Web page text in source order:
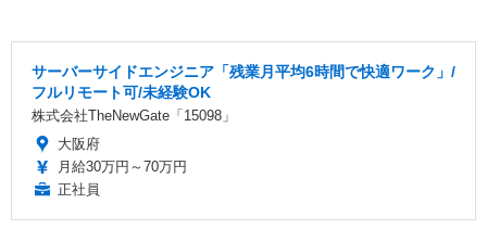
サーバーサイドエンジニア「残業月平均6時間で快適ワーク」/
フルリモート可/未経験OK
株式会社TheNewGate「15098」
大阪府
月給30万円～70万円
正社員